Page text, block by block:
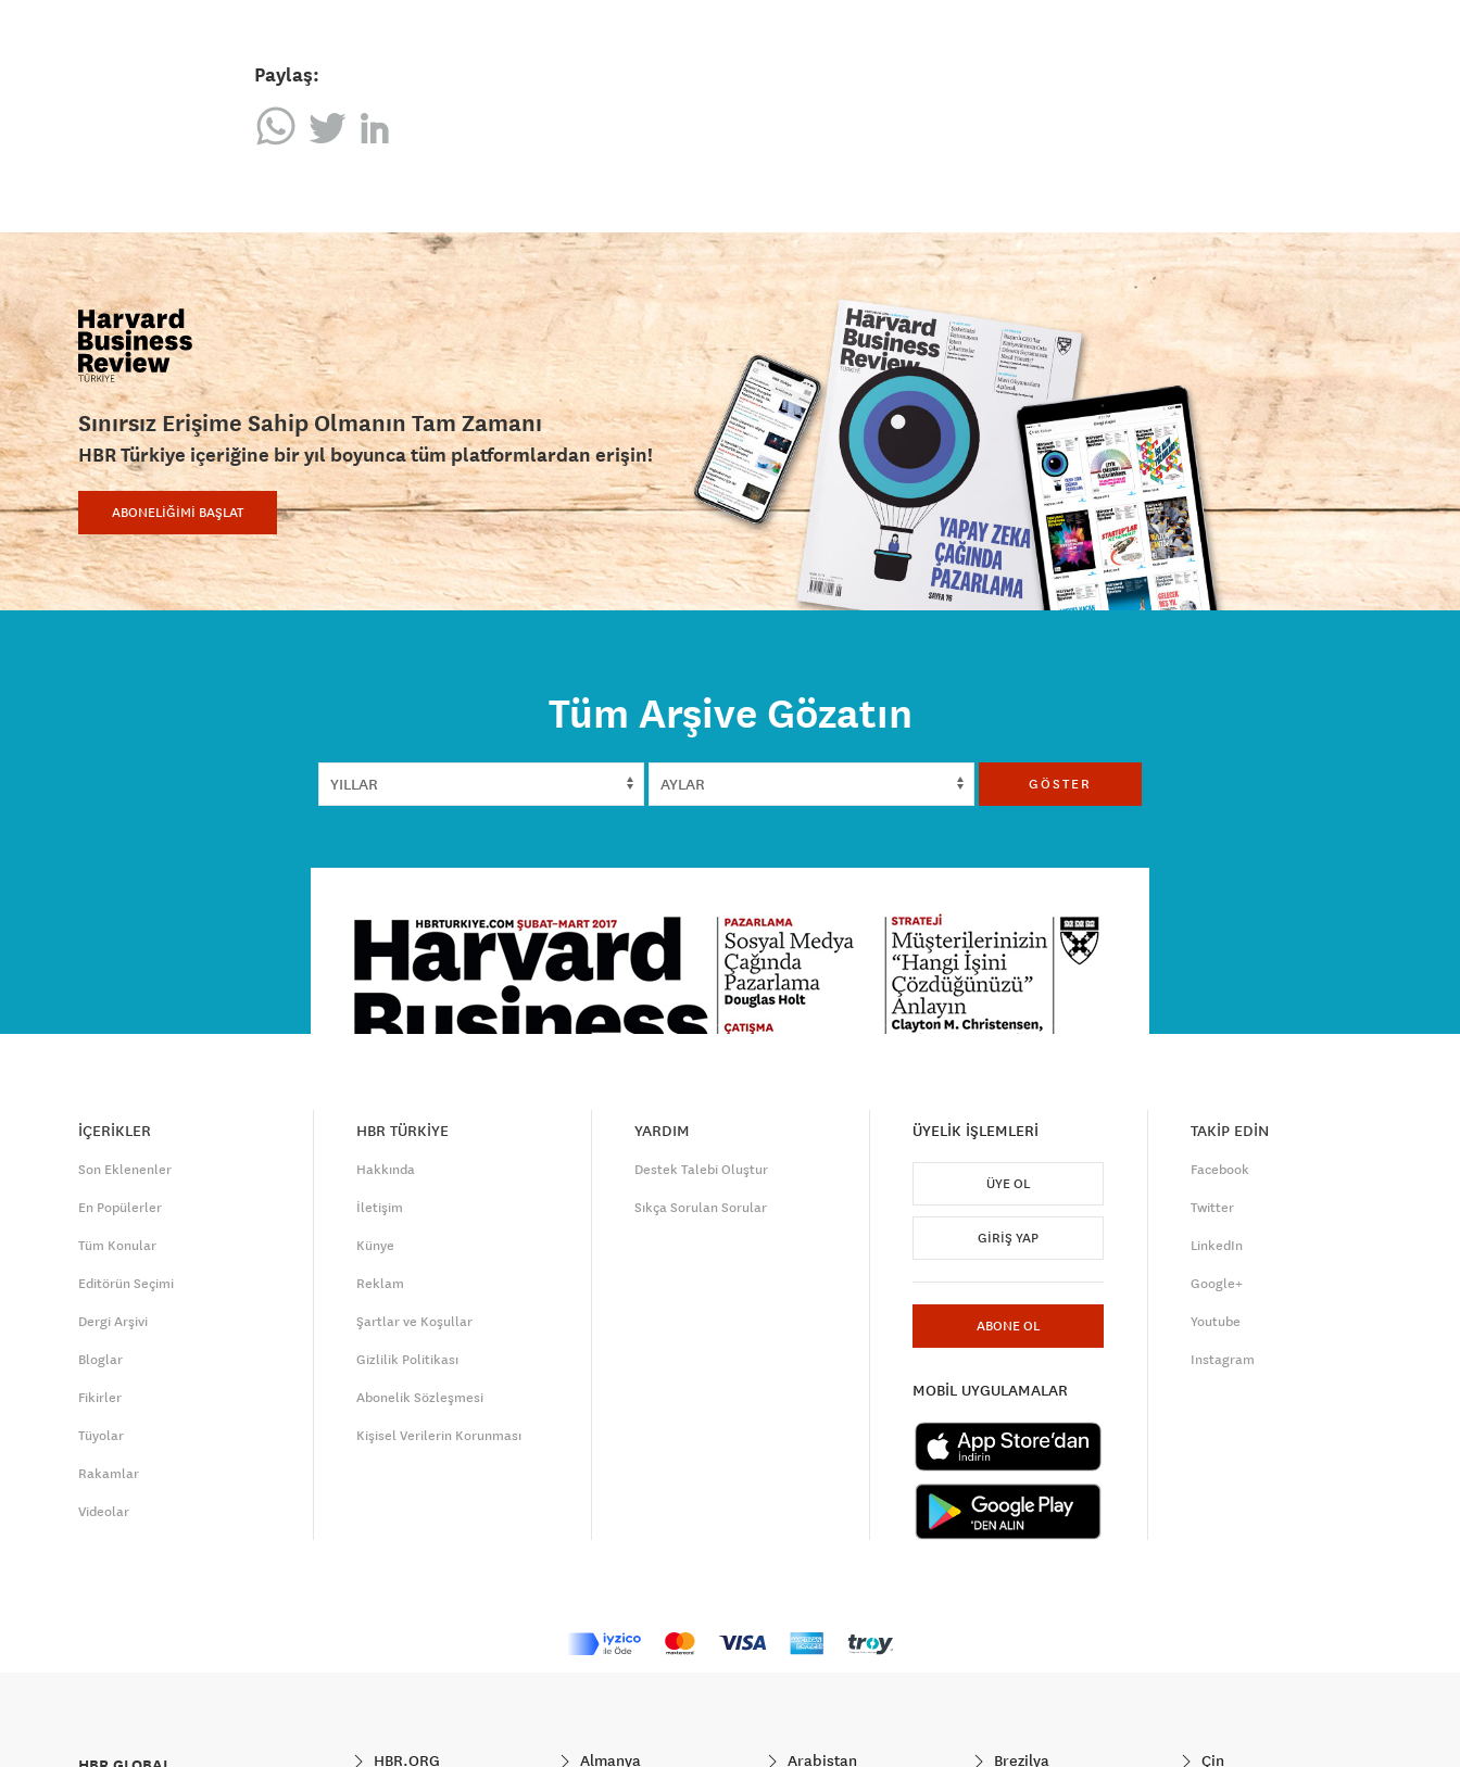
Paylaş:
Sınırsız Erişime Sahip Olmanın Tam Zamanı
HBR Türkiye içeriğine bir yıl boyunca tüm platformlardan erişin!
ABONELİĞİMİ BAŞLAT
Tüm Arşive Gözatın
GÖSTER
İÇERİKLER
Son Eklenenler
En Popülerler
Tüm Konular
Editörün Seçimi
Dergi Arşivi
Bloglar
Fikirler
Tüyolar
Rakamlar
Videolar
HBR TÜRKİYE
Hakkında
İletişim
Künye
Reklam
Şartlar ve Koşullar
Gizlilik Politikası
Abonelik Sözleşmesi
Kişisel Verilerin Korunması
YARDIM
Destek Talebi Oluştur
Sıkça Sorulan Sorular
ÜYELİK İŞLEMLERİ
ÜYE OL
GIRIŞ YAP
ABONE OL
MOBİL UYGULAMALAR
TAKİP EDİN
Facebook
Twitter
LinkedIn
Google+
Youtube
Instagram
HBR.ORG Almanya Arabistan Brezilya Çin